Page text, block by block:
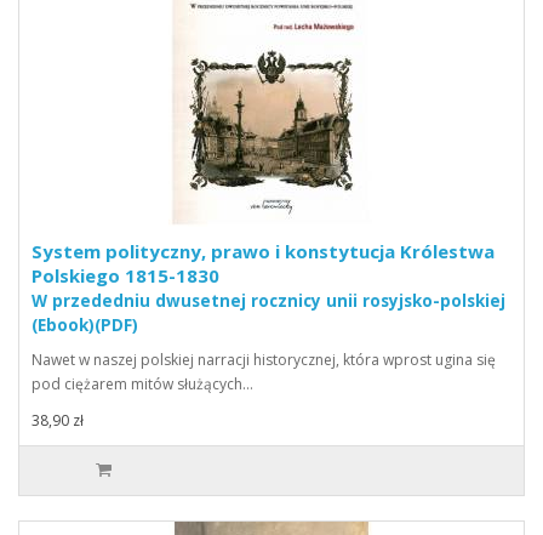
System polityczny, prawo i konstytucja Królestwa
Polskiego 1815-1830
W przededniu dwusetnej rocznicy unii rosyjsko-polskiej
(Ebook)(PDF)
Nawet w naszej polskiej narracji historycznej, która wprost ugina się
pod ciężarem mitów służących…
38,90 zł